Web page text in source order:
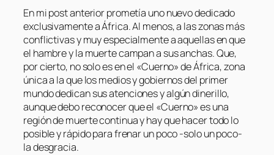
En mi post anterior prometía uno nuevo dedicado
exclusivamente a África. Al menos, a las zonas más
conflictivas y muy especialmente a aquellas en que
el hambre y la muerte campan a sus anchas. Que,
por cierto, no solo es en el «Cuerno» de África, zona
única a la que los medios y gobiernos del primer
mundo dedican sus atenciones y algún dinerillo,
aunque debo reconocer que el «Cuerno» es una
región de muerte continua y hay que hacer todo lo
posible y rápido para frenar un poco -solo un poco-
la desgracia.